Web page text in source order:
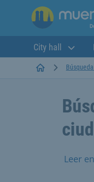
City hall
Startseite
Leer